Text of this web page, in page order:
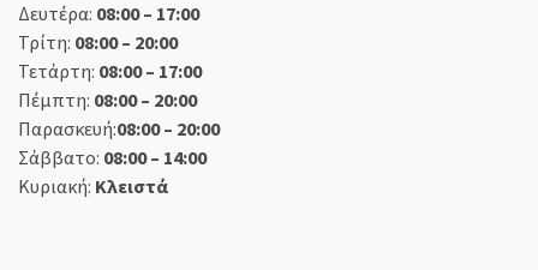
Δευτέρα: 08:00 – 17:00
Τρίτη: 08:00 – 20:00
Τετάρτη: 08:00 – 17:00
Πέμπτη: 08:00 – 20:00
Παρασκευή:08:00 – 20:00
Σάββατο: 08:00 – 14:00
Κυριακή: Κλειστά